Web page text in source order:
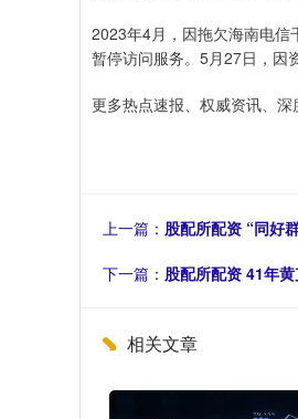
2023年4月，因拖欠海南电信
暂停访问服务。5月27日，因
更多热点速报、权威资讯、
上一篇： 股配所配资 “同好
下一篇： 股配所配资 41年
相关文章